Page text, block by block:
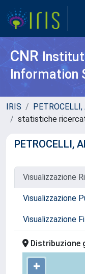
CNR
Information
IRIS
statistiche
PETROCELLI,
Visualizzazione
Visualizzazione
Visualizzazione
Distribuzione
+